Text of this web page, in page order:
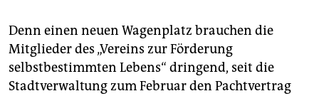
Denn einen neuen Wagenplatz brauchen die
Mitglieder des „Vereins zur Förderung
selbstbestimmten Lebens“ dringend, seit die
Stadtverwaltung zum Februar den Pachtvertrag